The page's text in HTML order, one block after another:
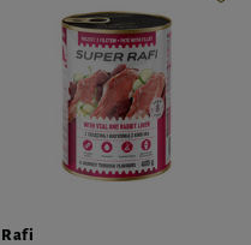
Rafi